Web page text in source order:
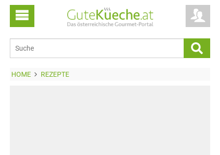
HOME REZEPTE